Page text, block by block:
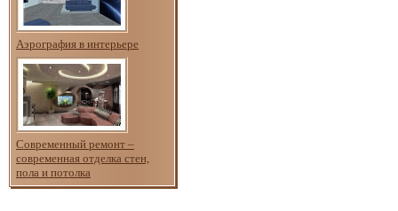
Аэрография в интерьере
Современный ремонт –
современная отделка стен,
пола и потолка